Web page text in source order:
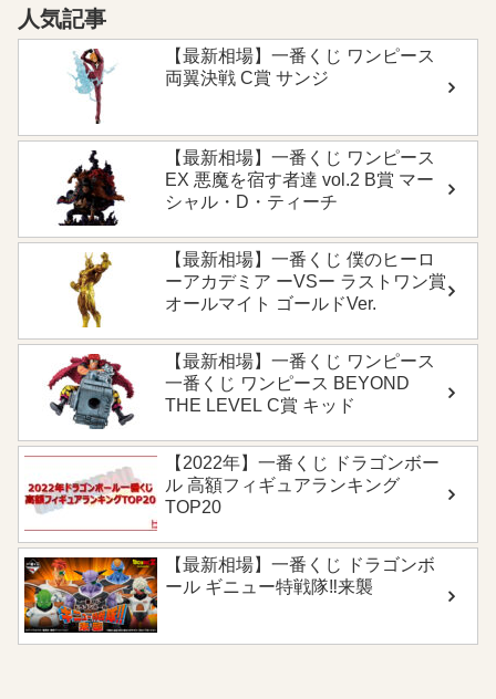
人気記事
【最新相場】一番くじ ワンピース
両翼決戦 C賞 サンジ
【最新相場】一番くじ ワンピース
EX 悪魔を宿す者達 vol.2 B賞 マー
シャル・D・ティーチ
【最新相場】一番くじ 僕のヒーロ
ーアカデミア ーVSー ラストワン賞
オールマイト ゴールドVer.
【最新相場】一番くじ ワンピース
一番くじ ワンピース BEYOND
THE LEVEL C賞 キッド
【2022年】一番くじ ドラゴンボー
ル 高額フィギュアランキング
TOP20
【最新相場】一番くじ ドラゴンボ
ール ギニュー特戦隊‼来襲